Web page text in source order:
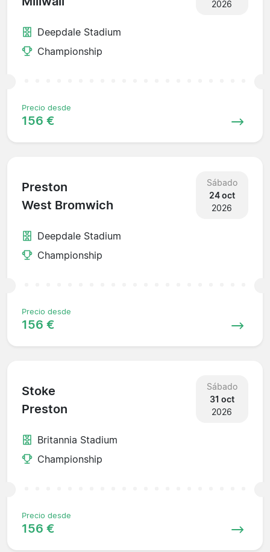
2026
Deepdale Stadium
Championship
Precio desde
156 €
Preston
West Bromwich
Sábado
24 oct
2026
Deepdale Stadium
Championship
Precio desde
156 €
Stoke
Preston
Sábado
31 oct
2026
Britannia Stadium
Championship
Precio desde
156 €